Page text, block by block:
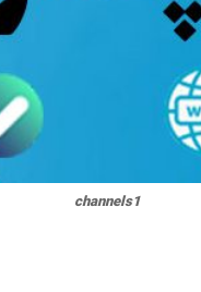
channels1